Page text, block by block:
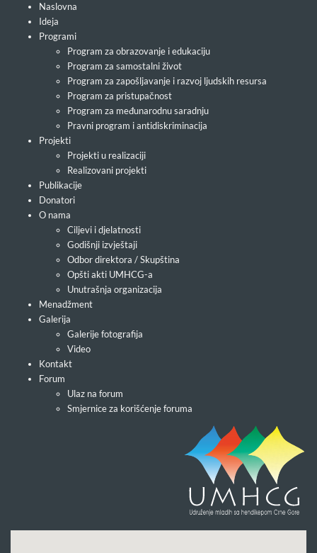
Naslovna
Ideja
Programi
Program za obrazovanje i edukaciju
Program za samostalni život
Program za zapošljavanje i razvoj ljudskih resursa
Program za pristupačnost
Program za međunarodnu saradnju
Pravni program i antidiskriminacija
Projekti
Projekti u realizaciji
Realizovani projekti
Publikacije
Donatori
O nama
Ciljevi i djelatnosti
Godišnji izvještaji
Odbor direktora / Skupština
Opšti akti UMHCG-a
Unutrašnja organizacija
Menadžment
Galerija
Galerije fotografija
Video
Kontakt
Forum
Ulaz na forum
Smjernice za korišćenje foruma